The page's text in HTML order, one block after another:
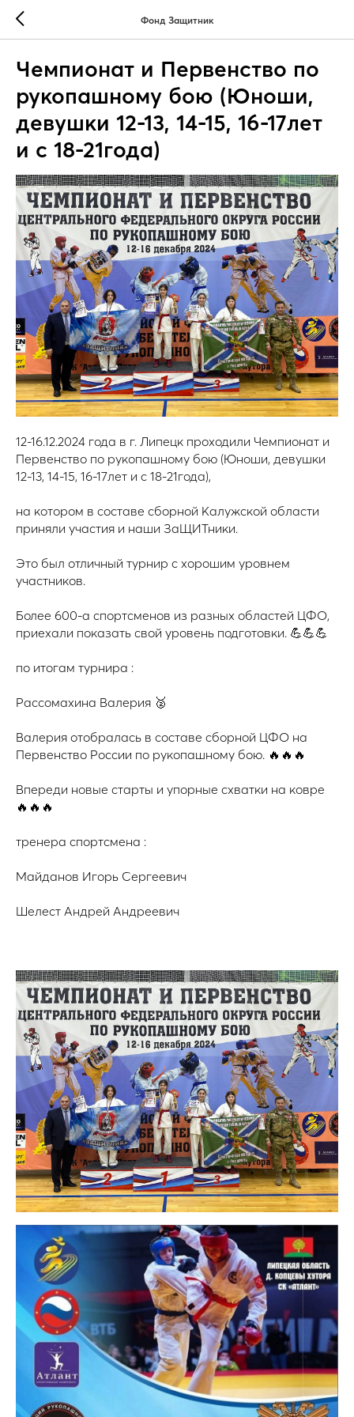
Фонд Защитник
Чемпионат и Первенство по
рукопашному бою (Юноши,
девушки 12-13, 14-15, 16-17лет
и с 18-21года)
12-16.12.2024 года в г. Липецк проходили Чемпионат и
Первенство по рукопашному бою (Юноши, девушки
12-13, 14-15, 16-17лет и с 18-21года),
на котором в составе сборной Калужской области
приняли участия и наши ЗаЩИТники.
Это был отличный турнир с хорошим уровнем
участников.
Более 600-а спортсменов из разных областей ЦФО,
приехали показать свой уровень подготовки. 💪💪💪
по итогам турнира :
Рассомахина Валерия 🥈
Валерия отобралась в составе сборной ЦФО на
Первенство России по рукопашному бою. 🔥🔥🔥
Впереди новые старты и упорные схватки на ковре
🔥🔥🔥
тренера спортсмена :
Майданов Игорь Сергеевич
Шелест Андрей Андреевич